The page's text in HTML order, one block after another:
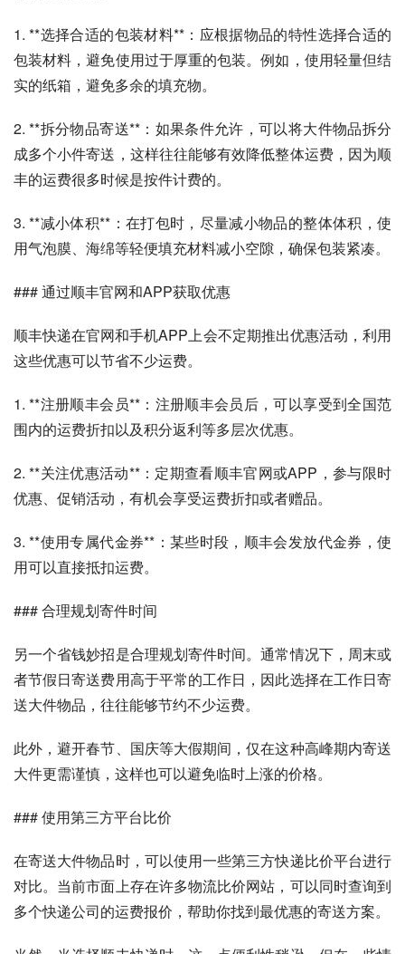
1. **选择合适的包装材料**：应根据物品的特性选择合适的
包装材料，避免使用过于厚重的包装。例如，使用轻量但结
实的纸箱，避免多余的填充物。
2. **拆分物品寄送**：如果条件允许，可以将大件物品拆分
成多个小件寄送，这样往往能够有效降低整体运费，因为顺
丰的运费很多时候是按件计费的。
3. **减小体积**：在打包时，尽量减小物品的整体体积，使
用气泡膜、海绵等轻便填充材料减小空隙，确保包装紧凑。
### 通过顺丰官网和APP获取优惠
顺丰快递在官网和手机APP上会不定期推出优惠活动，利用
这些优惠可以节省不少运费。
1. **注册顺丰会员**：注册顺丰会员后，可以享受到全国范
围内的运费折扣以及积分返利等多层次优惠。
2. **关注优惠活动**：定期查看顺丰官网或APP，参与限时
优惠、促销活动，有机会享受运费折扣或者赠品。
3. **使用专属代金券**：某些时段，顺丰会发放代金券，使
用可以直接抵扣运费。
### 合理规划寄件时间
另一个省钱妙招是合理规划寄件时间。通常情况下，周末或
者节假日寄送费用高于平常的工作日，因此选择在工作日寄
送大件物品，往往能够节约不少运费。
此外，避开春节、国庆等大假期间，仅在这种高峰期内寄送
大件更需谨慎，这样也可以避免临时上涨的价格。
### 使用第三方平台比价
在寄送大件物品时，可以使用一些第三方快递比价平台进行
对比。当前市面上存在许多物流比价网站，可以同时查询到
多个快递公司的运费报价，帮助你找到最优惠的寄送方案。